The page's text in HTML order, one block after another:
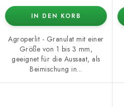
IN DEN KORB
Agroperlit - Granulat mit einer
Größe von 1 bis 3 mm,
geeignet für die Aussaat, als
Beimischung in...